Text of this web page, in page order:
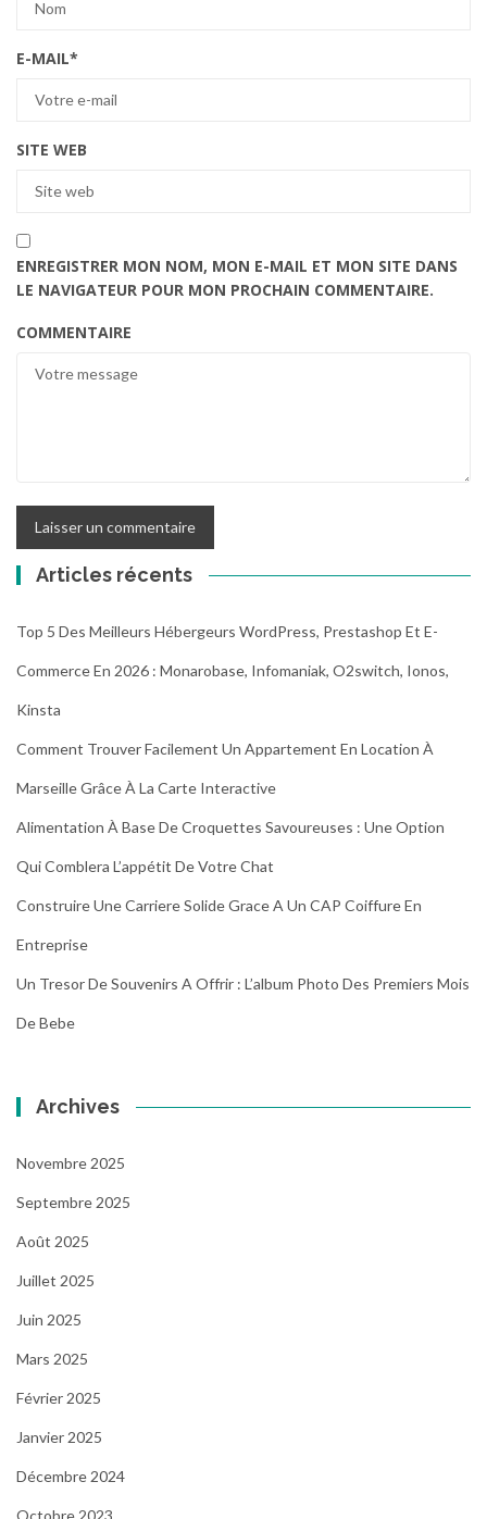
E-MAIL*
SITE WEB
ENREGISTRER MON NOM, MON E-MAIL ET MON SITE DANS
LE NAVIGATEUR POUR MON PROCHAIN COMMENTAIRE.
COMMENTAIRE
Articles récents
Top 5 Des Meilleurs Hébergeurs WordPress, Prestashop Et E-
Commerce En 2026 : Monarobase, Infomaniak, O2switch, Ionos,
Kinsta
Comment Trouver Facilement Un Appartement En Location À
Marseille Grâce À La Carte Interactive
Alimentation À Base De Croquettes Savoureuses : Une Option
Qui Comblera L’appétit De Votre Chat
Construire Une Carriere Solide Grace A Un CAP Coiffure En
Entreprise
Un Tresor De Souvenirs A Offrir : L’album Photo Des Premiers Mois
De Bebe
Archives
Novembre 2025
Septembre 2025
Août 2025
Juillet 2025
Juin 2025
Mars 2025
Février 2025
Janvier 2025
Décembre 2024
Octobre 2023